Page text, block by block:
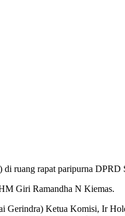
ruang rapat paripurna DPRD
Giri Ramandha N Kiemas.
Gerindra) Ketua Komisi, Ir